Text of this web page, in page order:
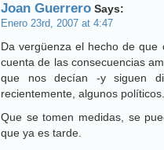
Joan Guerrero Says:
Enero 23rd, 2007 at 4:47
Da vergüenza el hecho de que
cuenta de las consecuencias
que nos decían -y siguen
recientemente, algunos políticos.
Que se tomen medidas, se
que ya es tarde.